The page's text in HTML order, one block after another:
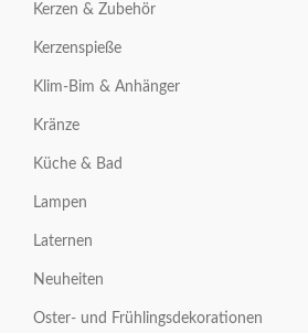
Kerzen & Zubehör
Kerzenspieße
Klim-Bim & Anhänger
Kränze
Küche & Bad
Lampen
Laternen
Neuheiten
Oster- und Frühlingsdekorationen